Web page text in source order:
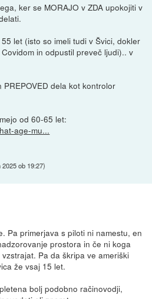
ker se MORAJO v ZDA upokojiti v
let (isto so imeli tudi v Švici, dokler
in odpustil preveč ljudi).. v
PREPOVED dela kot kontrolor
od 60-65 let:
age-mu...
2025 ob 19:27)
Pa primerjava s piloti ni namestu, en
prostora in če ni koga
Pa da škripa ve ameriški
že vsaj 15 let.
bolj podobno račinovodji,